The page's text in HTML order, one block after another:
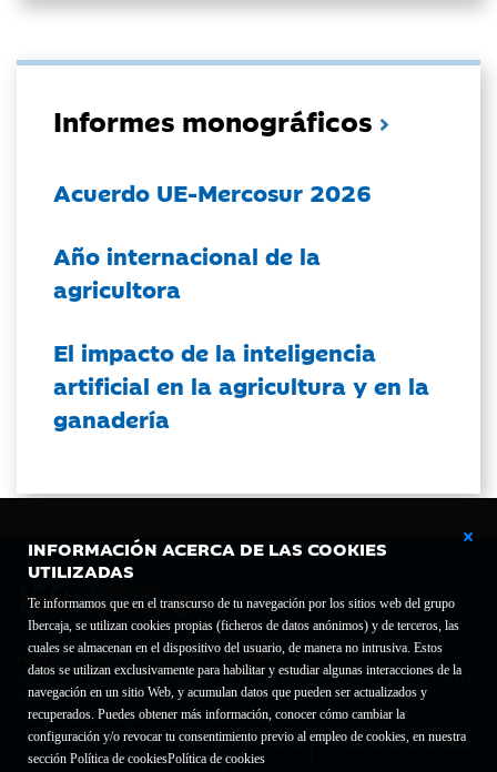
INFORMACIÓN ACERCA DE LAS COOKIES
UTILIZADAS
Te informamos que en el transcurso de tu navegación por los sitios web del grupo
Ibercaja, se utilizan cookies propias (ficheros de datos anónimos) y de terceros, las
cuales se almacenan en el dispositivo del usuario, de manera no intrusiva. Estos
datos se utilizan exclusivamente para habilitar y estudiar algunas interacciones de la
navegación en un sitio Web, y acumulan datos que pueden ser actualizados y
recuperados. Puedes obtener más información, conocer cómo cambiar la
configuración y/o revocar tu consentimiento previo al empleo de cookies, en nuestra
sección Política de cookiesPolítica de cookies
Informes monográficos
Acuerdo UE-Mercosur 2026
Año internacional de la
agricultora
El impacto de la inteligencia
artificial en la agricultura y en la
ganadería
Fundación Bancaria Ibercaja C.I.F. G-50000652.
Inscrita en el Registro de Fundaciones del Mº de Educación, Cultura y Deporte con el nº
1689.
Domicilio social: Joaquín Costa, 13. 50001 Zaragoza.
Contacto
Declaración de accesibilidad